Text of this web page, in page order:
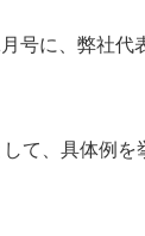
号に、弊社代
て、具体例を